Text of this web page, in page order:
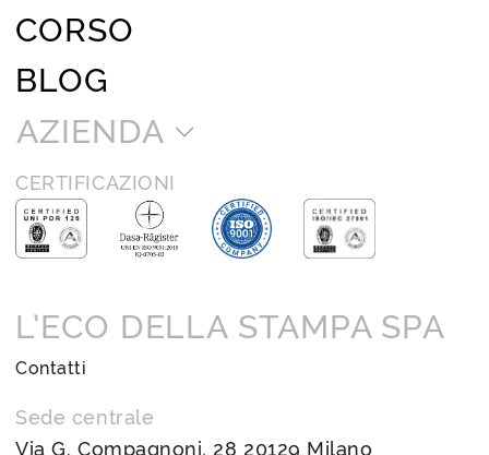
CORSO
BLOG
AZIENDA
CERTIFICAZIONI
L’ECO DELLA STAMPA SPA
Contatti
Sede centrale
Via G. Compagnoni, 28 20129 Milano